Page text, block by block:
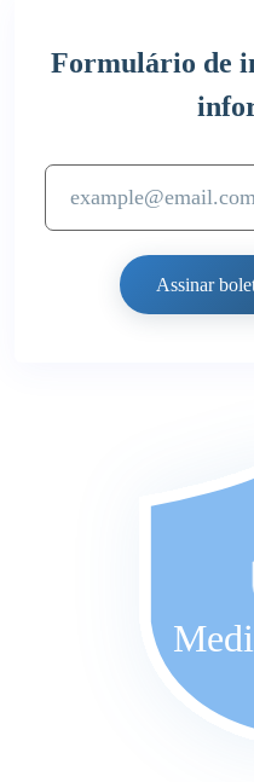
Formulário de
Assinar